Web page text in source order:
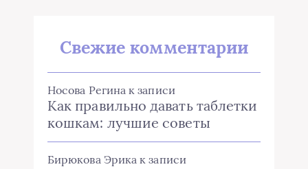
Свежие комментарии
Носова Регина к записи
Как правильно давать таблетки
кошкам: лучшие советы
Бирюкова Эрика к записи